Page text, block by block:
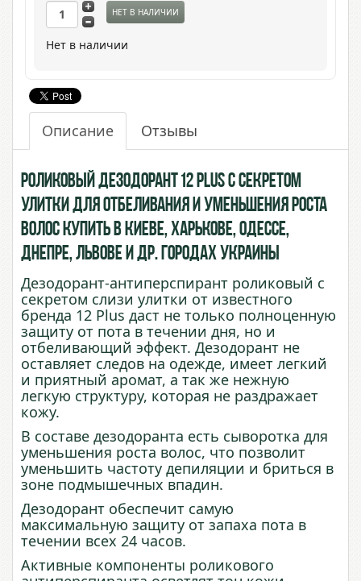
НЕТ В НАЛИЧИИ
Нет в наличии
Описание Отзывы
Роликовый дезодорант 12 Plus с Секретом
Улитки для отбеливания и уменьшения роста
волос купить в Киеве, Харькове, Одессе,
Днепре, Львове и др. городах Украины
Дезодорант-антиперспирант роликовый с
секретом слизи улитки от известного
бренда 12 Plus даст не только полноценную
защиту от пота в течении дня, но и
отбеливающий эффект. Дезодорант не
оставляет следов на одежде, имеет легкий
и приятный аромат, а так же нежную
легкую структуру, которая не раздражает
кожу.
В составе дезодоранта есть сыворотка для
уменьшения роста волос, что позволит
уменьшить частоту депиляции и бриться в
зоне подмышечных впадин.
Дезодорант обеспечит самую
максимальную защиту от запаха пота в
течении всех 24 часов.
Активные компоненты роликового